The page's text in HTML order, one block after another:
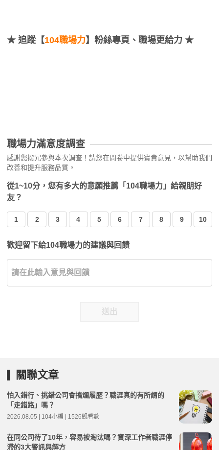
★ 追蹤【104職場力】粉絲專頁、職場更給力 ★
職場力滿意度調查
感謝您撥冗參與本次調查！請您在問卷中提供寶貴意見，以幫助我們
改善和提升服務品質。
從1~10分，您有多大的意願推薦「104職場力」給親朋好
友？
1 2 3 4 5 6 7 8 9 10
歡迎留下給104職場力的建議與回饋
送出
關聯文章
怕入錯行、挑錯公司會搞爛履歷？職涯真的有所謂的
「走錯路」嗎？
2026.08.05 | 104小編 | 1526觀看數
在同公司待了10年，容易被淘汰嗎？資深工作者職涯停
滯的3大警訊與解方